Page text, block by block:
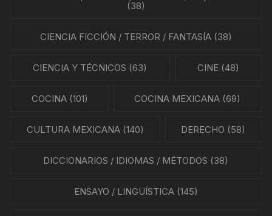
(38)
CIENCIA FICCIÓN / TERROR / FANTASÍA(38)
CIENCIA Y TÉCNICOS (63) CINE(48)
COCINA(101) COCINA MEXICANA (69)
CULTURA MEXICANA(140) DERECHO (58)
DICCIONARIOS / IDIOMAS / MÉTODOS (38)
ENSAYO / LINGÜÍSTICA(145)